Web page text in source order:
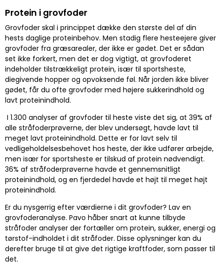
Protein i grovfoder
Grovfoder skal i princippet dække den største del af din
hests daglige proteinbehov. Men stadig flere hesteejere giver
grovfoder fra græsarealer, der ikke er gødet. Det er sådan
set ikke forkert, men det er dog vigtigt, at grovfoderet
indeholder tilstrækkeligt protein, især til sportsheste,
diegivende hopper og opvoksende føl. Når jorden ikke bliver
gødet, får du ofte grovfoder med højere sukkerindhold og
lavt proteinindhold.
I 1.300 analyser af grovfoder til heste viste det sig, at 39% af
alle stråfoderprøverne, der blev undersøgt, havde lavt til
meget lavt proteinindhold. Dette er for lavt selv til
vedligeholdelsesbehovet hos heste, der ikke udfører arbejde,
men især for sportsheste er tilskud af protein nødvendigt.
36% af stråfoderprøverne havde et gennemsnitligt
proteinindhold, og en fjerdedel havde et højt til meget højt
proteinindhold.
Er du nysgerrig efter værdierne i dit grovfoder? Lav en
grovfoderanalyse. Pavo håber snart at kunne tilbyde
stråfoder analyser der fortæller om protein, sukker, energi og
tørstof-indholdet i dit stråfoder. Disse oplysninger kan du
derefter bruge til at give det rigtige kraftfoder, som passer til
det.